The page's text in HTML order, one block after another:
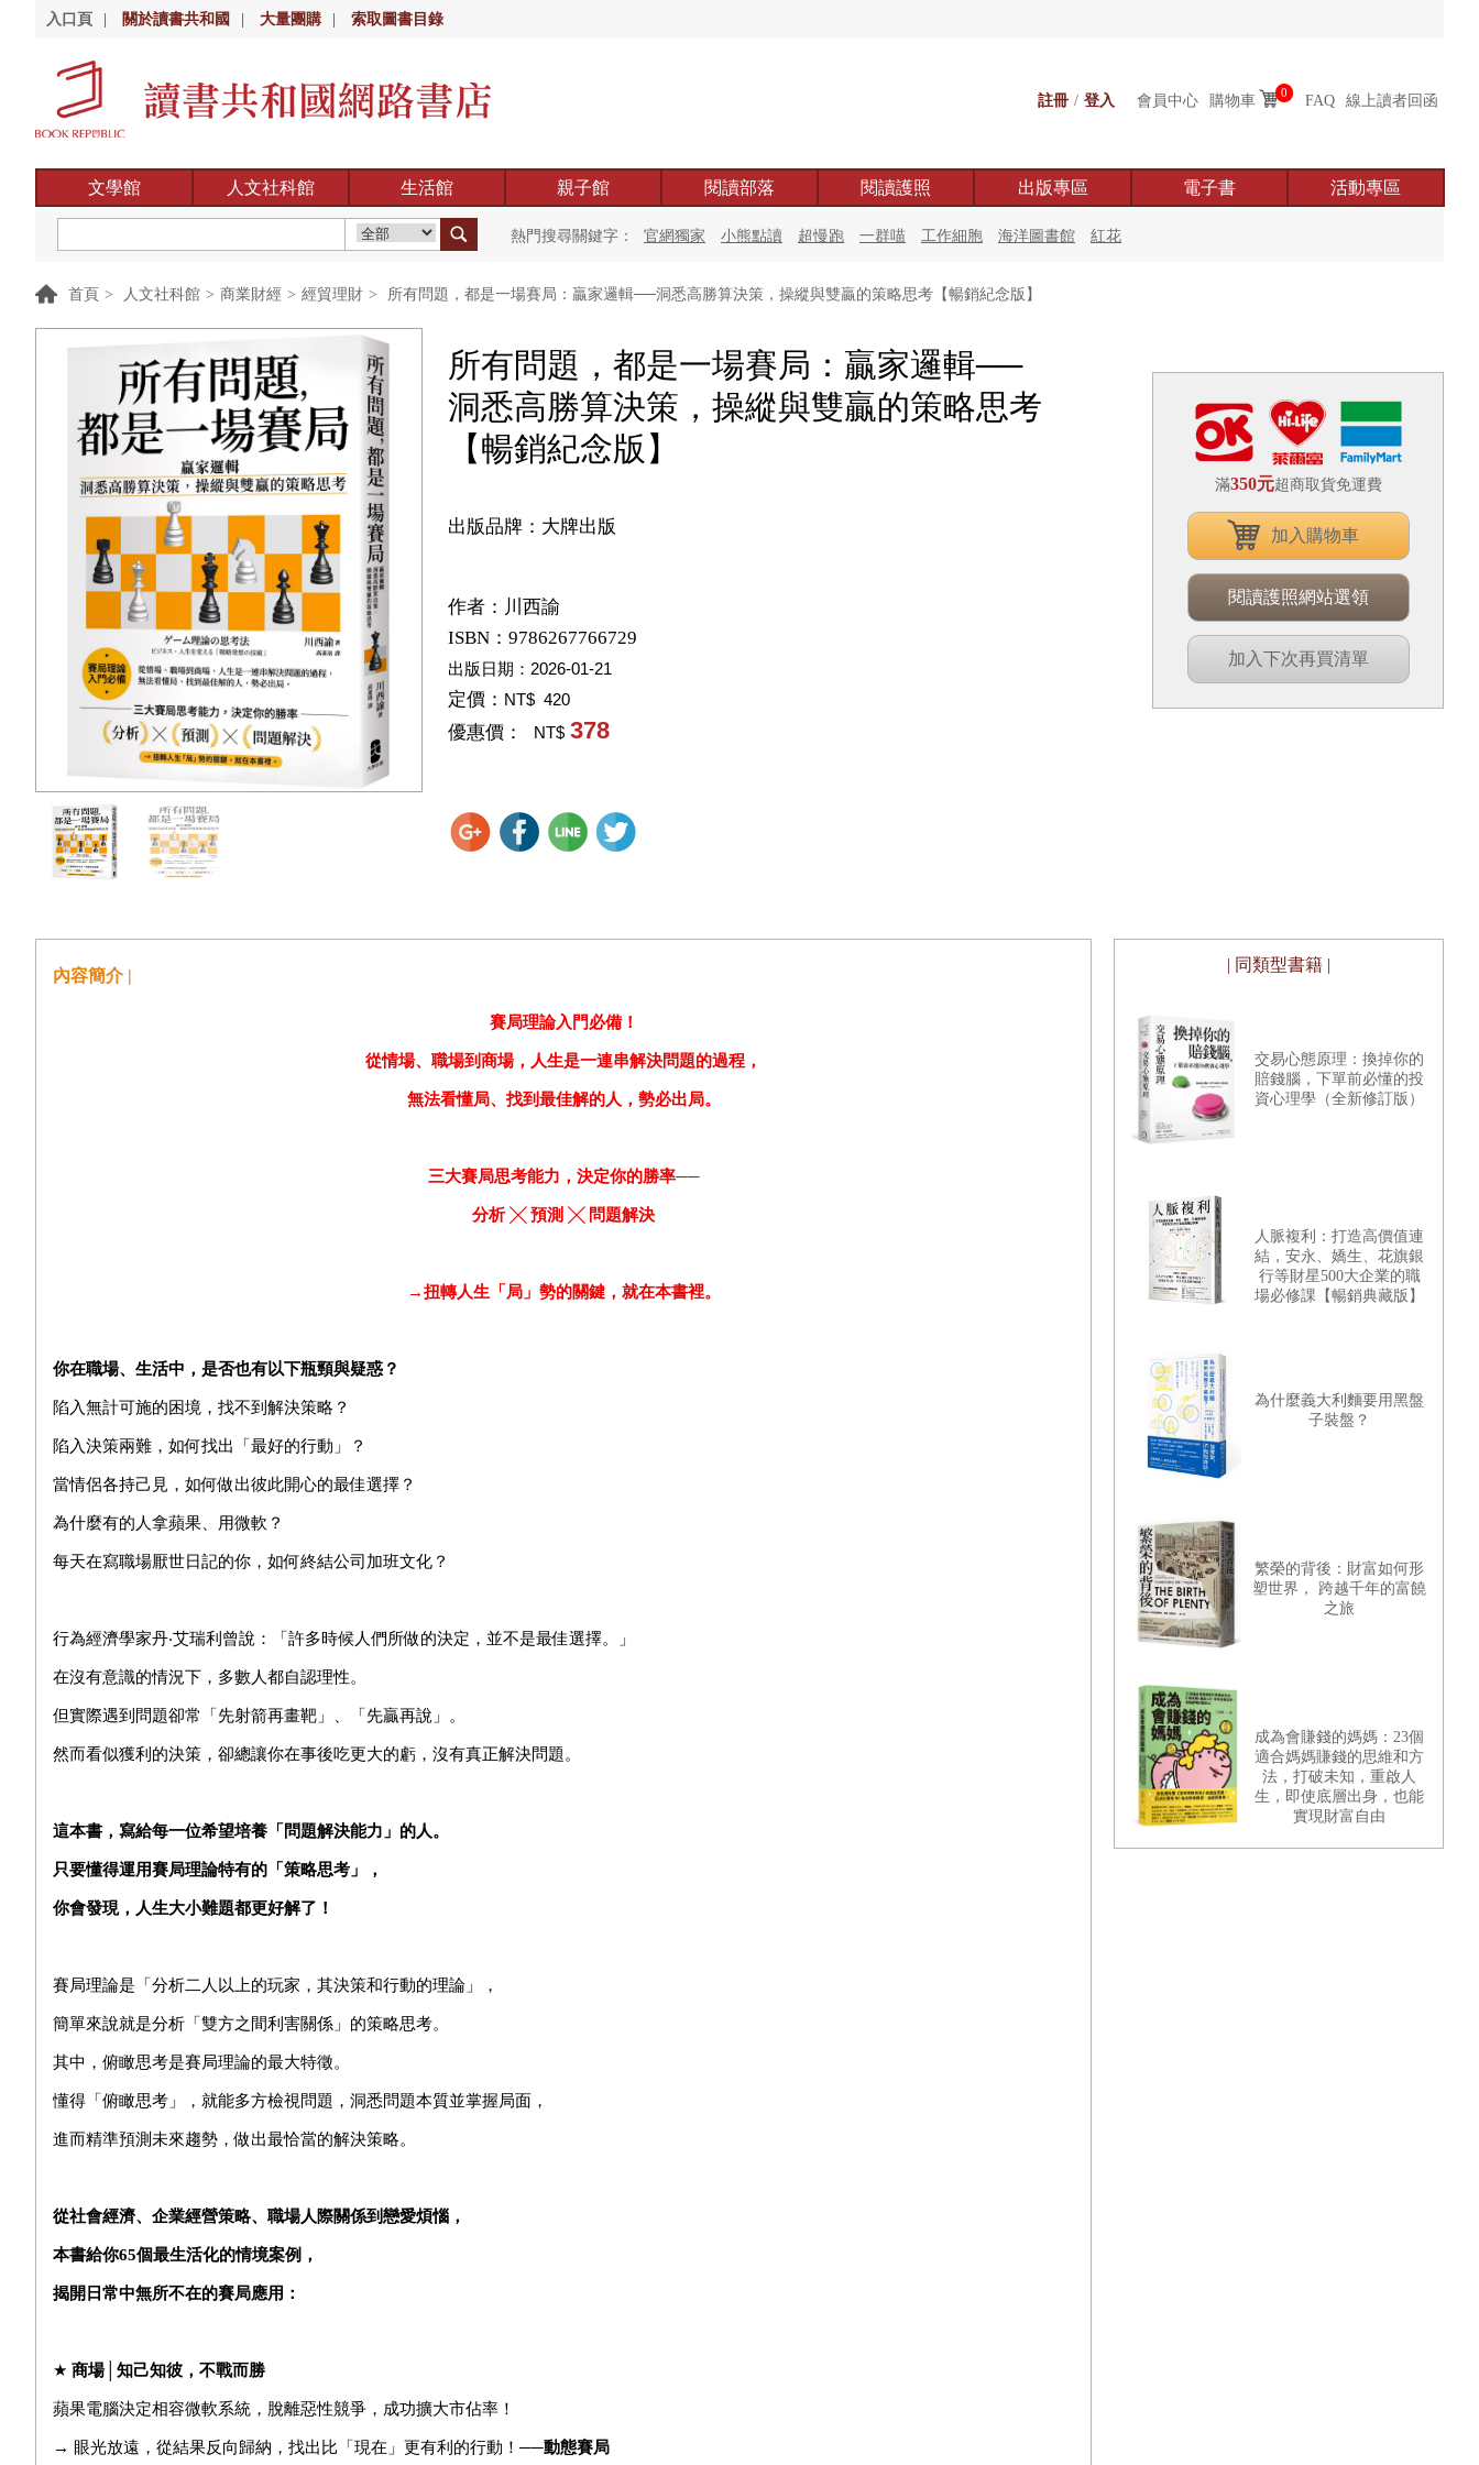
入口頁 關於讀書共和國 大量團購 索取圖書目錄
註冊 / 登入 會員中心 購物車 0 FAQ 線上讀者回函
文學館 人文社科館 生活館 親子館 閱讀部落 閱讀護照 出版專區 電子書 活動專區
熱門搜尋關鍵字： 官網獨家 小熊點讀 超慢跑 一群喵 工作細胞 海洋圖書館 紅花
首頁 > 人文社科館 > 商業財經 > 經貿理財 > 所有問題，都是一場賽局：贏家邏輯──洞悉高勝算決策，操縱與雙贏的策略思考【暢銷紀念版】
所有問題，都是一場賽局：贏家邏輯──
洞悉高勝算決策，操縱與雙贏的策略思考
【暢銷紀念版】
出版品牌：大牌出版
作者： 川西諭
ISBN：9786267766729
出版日期： 2026-01-21
定價： NT$ 420
優惠價： NT$ 378
滿350元超商取貨免運費
加入購物車
閱讀護照網站選領
加入下次再買清單
內容簡介 |
賽局理論入門必備！
從情場、職場到商場，人生是一連串解決問題的過程，
無法看懂局、找到最佳解的人，勢必出局。
三大賽局思考能力，決定你的勝率──
分析 ╳ 預測 ╳ 問題解決
→扭轉人生「局」勢的關鍵，就在本書裡。
你在職場、生活中，是否也有以下瓶頸與疑惑？
陷入無計可施的困境，找不到解決策略？
陷入決策兩難，如何找出「最好的行動」？
當情侶各持己見，如何做出彼此開心的最佳選擇？
為什麼有的人拿蘋果、用微軟？
每天在寫職場厭世日記的你，如何終結公司加班文化？
行為經濟學家丹‧艾瑞利曾說：「許多時候人們所做的決定，並不是最佳選擇。」
在沒有意識的情況下，多數人都自認理性。
但實際遇到問題卻常「先射箭再畫靶」、「先贏再說」。
然而看似獲利的決策，卻總讓你在事後吃更大的虧，沒有真正解決問題。
這本書，寫給每一位希望培養「問題解決能力」的人。
只要懂得運用賽局理論特有的「策略思考」，
你會發現，人生大小難題都更好解了！
賽局理論是「分析二人以上的玩家，其決策和行動的理論」，
簡單來說就是分析「雙方之間利害關係」的策略思考。
其中，俯瞰思考是賽局理論的最大特徵。
懂得「俯瞰思考」，就能多方檢視問題，洞悉問題本質並掌握局面，
進而精準預測未來趨勢，做出最恰當的解決策略。
從社會經濟、企業經營策略、職場人際關係到戀愛煩惱，
本書給你65個最生活化的情境案例，
揭開日常中無所不在的賽局應用：
★ 商場│知己知彼，不戰而勝
蘋果電腦決定相容微軟系統，脫離惡性競爭，成功擴大市佔率！
→ 眼光放遠，從結果反向歸納，找出比「現在」更有利的行動！ ──動態賽局
| 同類型書籍 |
交易心態原理：換掉你的
賠錢腦，下單前必懂的投
資心理學（全新修訂版）
人脈複利：打造高價值連
結，安永、嬌生、花旗銀
行等財星500大企業的職
場必修課【暢銷典藏版】
為什麼義大利麵要用黑盤
子裝盤？
繁榮的背後：財富如何形
塑世界， 跨越千年的富饒
之旅
成為會賺錢的媽媽：23個
適合媽媽賺錢的思維和方
法，打破未知，重啟人
生，即使底層出身，也能
實現財富自由